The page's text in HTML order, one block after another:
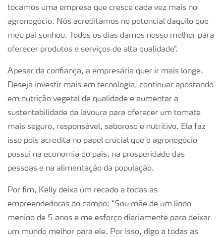
tocamos uma empresa que cresce cada vez mais no
agronegócio. Nós acreditamos no potencial daquilo que
meu pai sonhou. Todos os dias damos nosso melhor para
oferecer produtos e serviços de alta qualidade”.
Apesar da confiança, a empresária quer ir mais longe.
Deseja investir mais em tecnologia, continuar apostando
em nutrição vegetal de qualidade e aumentar a
sustentabilidade da lavoura para oferecer um tomate
mais seguro, responsável, saboroso e nutritivo. Ela faz
isso pois acredita no papel crucial que o agronegócio
possui na economia do país, na prosperidade das
pessoas e na alimentação da população.
Por fim, Kelly deixa um recado a todas as
empreendedoras do campo: “Sou mãe de um lindo
menino de 5 anos e me esforço diariamente para deixar
um mundo melhor para ele. Por isso, digo a todas as